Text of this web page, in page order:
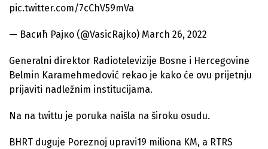
pic.twitter.com/7cChV59mVa
— Васић Рајко (@VasicRajko) March 26, 2022
Generalni direktor Radiotelevizije Bosne i Hercegovine
Belmin Karamehmedović rekao je kako će ovu prijetnju
prijaviti nadležnim institucijama.
Na na twittu je poruka naišla na široku osudu.
BHRT duguje Poreznoj upravi19 miliona KM, a RTRS